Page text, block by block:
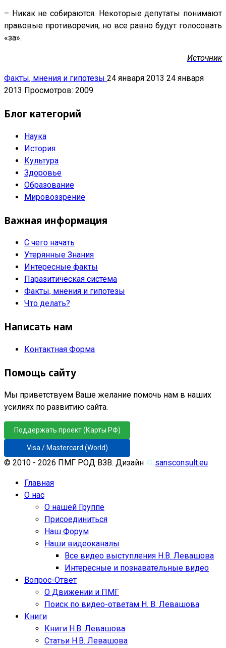
– Никак не собираются. Некоторые депутаты понимают
правовые противоречия, но все равно будут голосовать
«за».
Источник
Факты, мнения и гипотезы 24 января 2013 24 января
2013 Просмотров: 2009
Блог категорий
Наука
История
Культура
Здоровье
Образование
Мировоззрение
Важная информация
С чего начать
Утерянные Знания
Интересные факты
Паразитическая система
Факты, мнения и гипотезы
Что делать?
Написать нам
Контактная Форма
Помощь сайту
Мы приветствуем Ваше желание помочь нам в наших
усилиях по развитию сайта.
Поддержать проект (Карты РФ)
Visa / Mastercard (World)
© 2010 - 2026 ПМГ РОД ВЗВ. Дизайн ♲ sansconsult.eu
Главная
О нас
О нашей Группе
Присоединиться
Наш Форум
Наши видеоканалы
Все видео выступления Н.В. Левашова
Интересные и познавательные видео
Вопрос-Ответ
О Движении и ПМГ
Поиск по видео-ответам Н. В. Левашова
Книги
Книги Н.В. Левашова
Статьи Н.В. Левашова